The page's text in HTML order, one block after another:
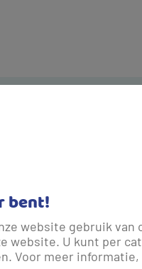
bent!
website gebruik
website. U kunt per
Voor meer